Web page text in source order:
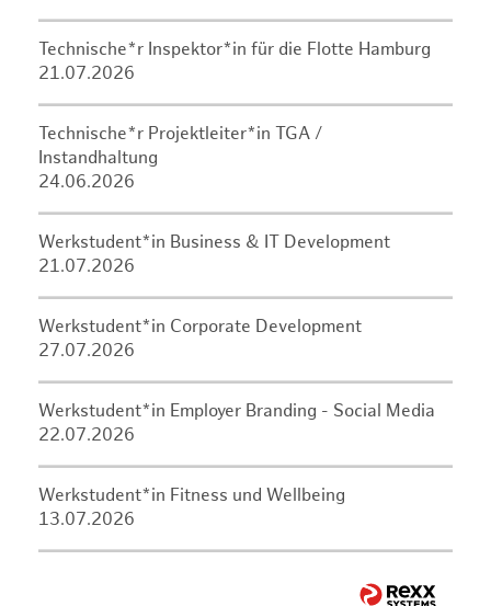
Technische*r Inspektor*in für die Flotte Hamburg
21.07.2026
Technische*r Projektleiter*in TGA /
Instandhaltung
24.06.2026
Werkstudent*in Business & IT Development
21.07.2026
Werkstudent*in Corporate Development
27.07.2026
Werkstudent*in Employer Branding - Social Media
22.07.2026
Werkstudent*in Fitness und Wellbeing
13.07.2026